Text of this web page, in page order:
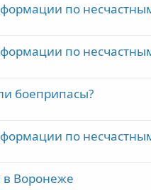
по
по
боеприпасы?
по
в Воронеже